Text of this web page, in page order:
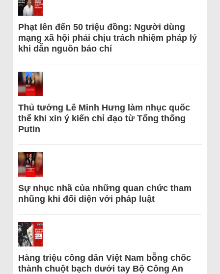
Phạt lên đến 50 triệu đồng: Người dùng
mạng xã hội phải chịu trách nhiệm pháp lý
khi dẫn nguồn báo chí
Thủ tướng Lê Minh Hưng làm nhục quốc
thể khi xin ý kiến chỉ đạo từ Tổng thống
Putin
Sự nhục nhã của những quan chức tham
nhũng khi đối diện với pháp luật
Hàng triệu công dân Việt Nam bỗng chốc
thành chuột bạch dưới tay Bộ Công An